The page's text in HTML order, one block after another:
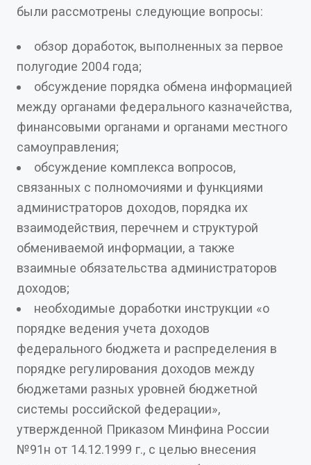
были рассмотрены следующие вопросы:
обзор доработок, выполненных за первое
полугодие 2004 года;
обсуждение порядка обмена информацией
между органами федерального казначейства,
финансовыми органами и органами местного
самоуправления;
обсуждение комплекса вопросов,
связанных с полномочиями и функциями
администраторов доходов, порядка их
взаимодействия, перечнем и структурой
обмениваемой информации, а также
взаимные обязательства администраторов
доходов;
необходимые доработки инструкции «о
порядке ведения учета доходов
федерального бюджета и распределения в
порядке регулирования доходов между
бюджетами разных уровней бюджетной
системы российской федерации»,
утвержденной Приказом Минфина России
№91н от 14.12.1999 г., с целью внесения